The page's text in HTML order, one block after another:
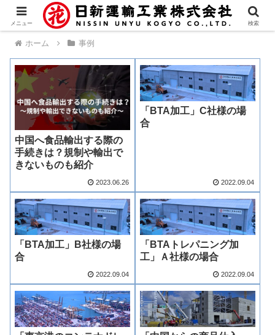
ホーム 事例
中国へ食品輸出する際の
手続きは？規制や輸出で
きないものも紹介
2023.06.26
「BTA加工」C社様の場
合
2022.09.04
「BTA加工」B社様の場
合
2022.09.04
「BTAトレパニング加
工」Ａ社様の場合
2022.09.04
メニュー 検索